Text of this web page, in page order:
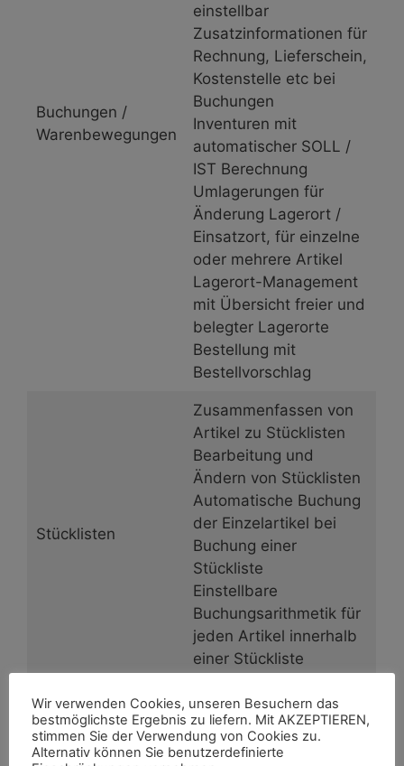
Buchungen /
Warenbewegungen
einstellbar
Zusatzinformationen für
Rechnung, Lieferschein,
Kostenstelle etc bei
Buchungen
Inventuren mit
automatischer SOLL /
IST Berechnung
Umlagerungen für
Änderung Lagerort /
Einsatzort, für einzelne
oder mehrere Artikel
Lagerort-Management
mit Übersicht freier und
belegter Lagerorte
Bestellung mit
Bestellvorschlag
Stücklisten
Zusammenfassen von
Artikel zu Stücklisten
Bearbeitung und
Ändern von Stücklisten
Automatische Buchung
der Einzelartikel bei
Buchung einer
Stückliste
Einstellbare
Buchungsarithmetik für
jeden Artikel innerhalb
einer Stückliste
Journal: detaillierte
Buchungshistorie /
Dokumentation aller
Wir verwenden Cookies, unseren Besuchern das
bestmöglichste Ergebnis zu liefern. Mit AKZEPTIEREN,
stimmen Sie der Verwendung von Cookies zu.
Alternativ können Sie benutzerdefinierte